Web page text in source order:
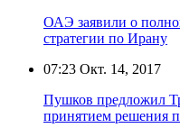
ОАЭ заявили о
стратегии по Ирану
07:23 Окт. 14, 2017
Пушков предложил
принятием решения